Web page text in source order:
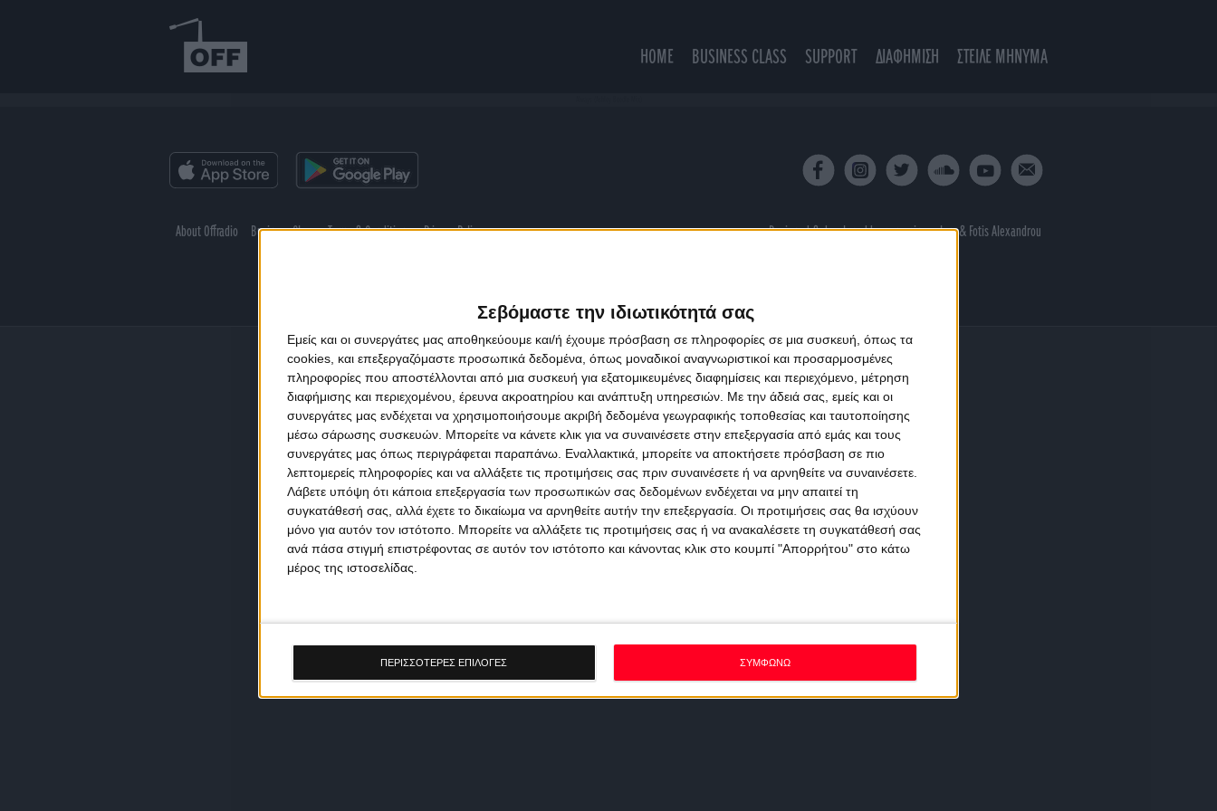
Σεβόμαστε την ιδιωτικότητά σας
Εμείς και οι συνεργάτες μας αποθηκεύουμε και/ή έχουμε πρόσβαση σε πληροφορίες σε μια συσκευή, όπως τα
cookies, και επεξεργαζόμαστε προσωπικά δεδομένα, όπως μοναδικοί αναγνωριστικοί και προσαρμοσμένες
πληροφορίες που αποστέλλονται από μια συσκευή για εξατομικευμένες διαφημίσεις και περιεχόμενο, μέτρηση
διαφήμισης και περιεχομένου, έρευνα ακροατηρίου και ανάπτυξη υπηρεσιών. Με την άδειά σας, εμείς και οι
συνεργάτες μας ενδέχεται να χρησιμοποιήσουμε ακριβή δεδομένα γεωγραφικής τοποθεσίας και ταυτοποίησης
μέσω σάρωσης συσκευών. Μπορείτε να κάνετε κλικ για να συναινέσετε στην επεξεργασία από εμάς και τους
συνεργάτες μας όπως περιγράφεται παραπάνω. Εναλλακτικά, μπορείτε να αποκτήσετε πρόσβαση σε πιο
λεπτομερείς πληροφορίες και να αλλάξετε τις προτιμήσεις σας πριν συναινέσετε ή να αρνηθείτε να συναινέσετε.
Λάβετε υπόψη ότι κάποια επεξεργασία των προσωπικών σας δεδομένων ενδέχεται να μην απαιτεί τη
συγκατάθεσή σας, αλλά έχετε το δικαίωμα να αρνηθείτε αυτήν την επεξεργασία. Οι προτιμήσεις σας θα ισχύουν
μόνο για αυτόν τον ιστότοπο. Μπορείτε να αλλάξετε τις προτιμήσεις σας ή να ανακαλέσετε τη συγκατάθεσή σας
ανά πάσα στιγμή επιστρέφοντας σε αυτόν τον ιστότοπο και κάνοντας κλικ στο κουμπί "Απορρήτου" στο κάτω
μέρος της ιστοσελίδας.
ΠΕΡΙΣΣΟΤΕΡΕΣ ΕΠΙΛΟΓΕΣ ΣΥΜΦΩΝΩ
HOME BUSINESS CLASS SUPPORT ΔΙΑΦΗΜΙΣΗ ΣΤΕΙΛΕ ΜΗΝΥΜΑ
About Offradio Business Class Terms & Conditions Privacy Policy Designed & developed byporcupine colors& Fotis Alexandrou